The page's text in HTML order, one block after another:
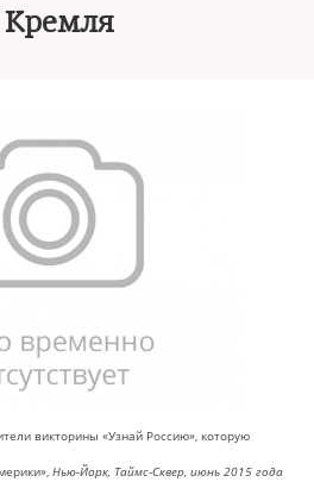
Кремля
викторины «Узнай Россию», которую
Нью-Йорк, Таймс-Сквер, июнь 2015 года